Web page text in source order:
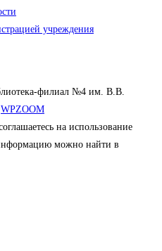
учреждения
филиал №4 им. В.В.
WPZOOM
на использование
можно найти в